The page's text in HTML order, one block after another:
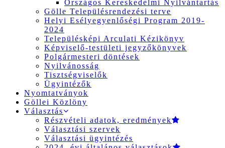
Országos Kereskedelmi Nyilvántartás
Gölle Településrendezési terve
Helyi Esélyegyenlőségi Program 2019-
2024
Településképi Arculati Kézikönyv
Képviselő-testületi jegyzőkönyvek
Polgármesteri döntések
Nyilvánosság
Tisztségviselők
Ügyintézők
Nyomtatványok
Göllei Közlöny
Választás
Részvételi adatok, eredmények
Választási szervek
Választási ügyintézés